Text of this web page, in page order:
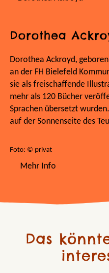
Dorothea
Dorothea Ackroyd,
an der FH Bielefeld
sie als freischaffende
mehr als 120 Bücher
Sprachen übersetzt
auf der Sonnenseite des
Foto: © privat
Mehr Info
Das